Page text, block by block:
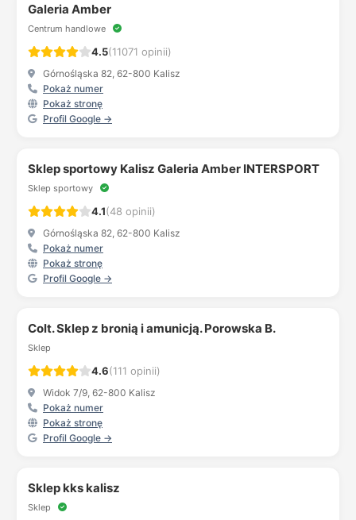
Galeria Amber
Centrum handlowe
4.5(11071 opinii)
Górnośląska 82, 62-800 Kalisz
Pokaż numer
Pokaż stronę
Profil Google →
Sklep sportowy Kalisz Galeria Amber INTERSPORT
Sklep sportowy
4.1(48 opinii)
Górnośląska 82, 62-800 Kalisz
Pokaż numer
Pokaż stronę
Profil Google →
Colt. Sklep z bronią i amunicją. Porowska B.
Sklep
4.6(111 opinii)
Widok 7/9, 62-800 Kalisz
Pokaż numer
Pokaż stronę
Profil Google →
Sklep kks kalisz
Sklep